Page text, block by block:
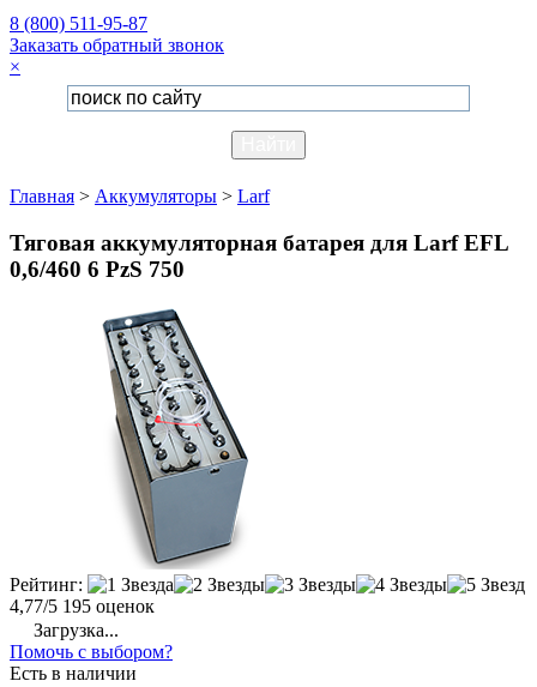
8 (800) 511-95-87
Заказать обратный звонок
×
Главная > Аккумуляторы > Larf
Тяговая аккумуляторная батарея для Larf EFL
0,6/460 6 PzS 750
Рейтинг:
4,77/5 195 оценок
Загрузка...
Помочь с выбором?
Есть в наличии